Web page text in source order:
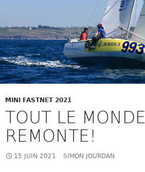
MINI FASTNET 2021
TOUT LE MONDE
REMONTE!
15 JUIN 2021 SIMON JOURDAN